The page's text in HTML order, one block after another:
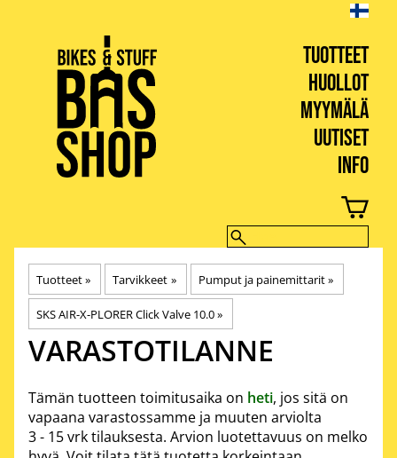
TUOTTEET
HUOLLOT
MYYMÄLÄ
UUTISET
INFO
BIKES & STUFF
Tuotteet‪» Tarvikkeet ‪» Pumput ja painemittarit‪»
SKS AIR-X-PLORER Click Valve 10.0‪»
VARASTOTILANNE
Tämän tuotteen toimitusaika on heti, jos sitä on
vapaana varastossamme ja muuten arviolta
3 - 15 vrktilauksesta. Arvion luotettavuus on melko